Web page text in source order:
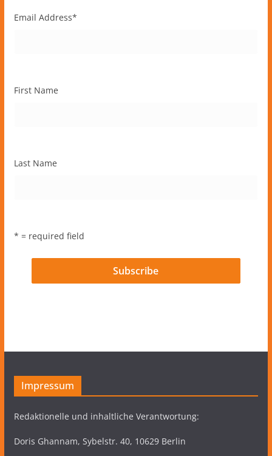
Email Address*
First Name
Last Name
* = required field
Impressum
Redaktionelle und inhaltliche Verantwortung:
Doris Ghannam, Sybelstr. 40, 10629 Berlin